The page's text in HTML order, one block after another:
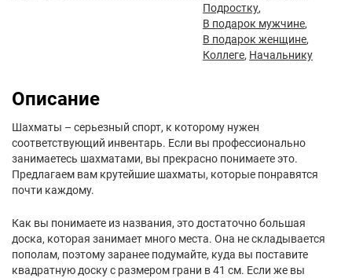
Подростку,
В подарок мужчине,
В подарок женщине,
Коллеге, Начальнику
Описание
Шахматы – серьезный спорт, к которому нужен
соответствующий инвентарь. Если вы профессионально
занимаетесь шахматами, вы прекрасно понимаете это.
Предлагаем вам крутейшие шахматы, которые понравятся
почти каждому.
Как вы понимаете из названия, это достаточно большая
доска, которая занимает много места. Она не складывается
пополам, поэтому заранее подумайте, куда вы поставите
квадратную доску с размером грани в 41 см. Если же вы